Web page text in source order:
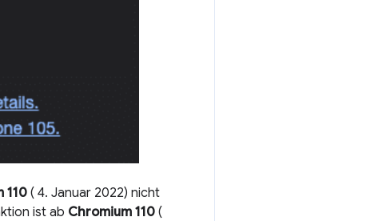
110 ( 4. Januar 2022) nicht
ist ab Chromium 110 (